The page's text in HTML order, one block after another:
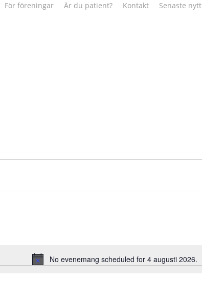
För föreningar Är du patient? Kontakt Senaste nytt
Notis
No evenemang scheduled for 4 augusti 2026.